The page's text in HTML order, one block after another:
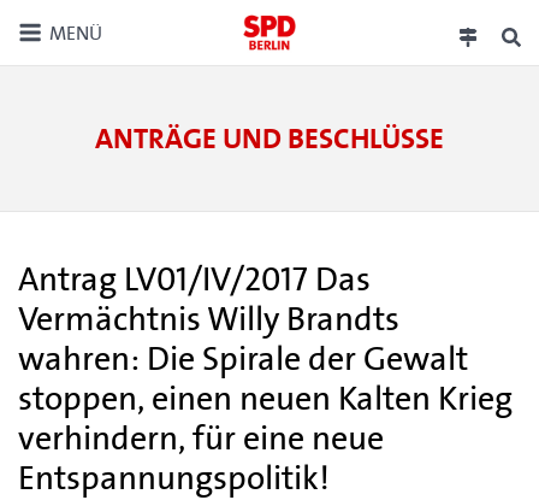
MENÜ
ANTRÄGE UND BESCHLÜSSE
Antrag LV01/IV/2017 Das
Vermächtnis Willy Brandts
wahren: Die Spirale der Gewalt
stoppen, einen neuen Kalten Krieg
verhindern, für eine neue
Entspannungspolitik!